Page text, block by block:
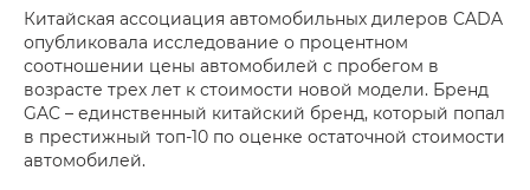
Китайская ассоциация автомобильных дилеров CADA
опубликовала исследование о процентном
соотношении цены автомобилей с пробегом в
возрасте трех лет к стоимости новой модели. Бренд
GAC – единственный китайский бренд, который попал
в престижный топ-10 по оценке остаточной стоимости
автомобилей.